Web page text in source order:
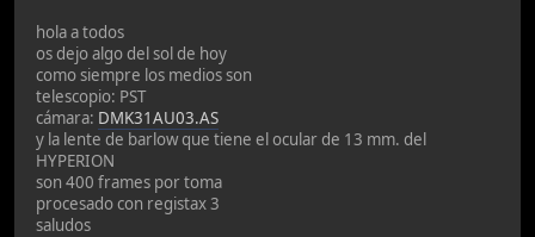
hola a todos
os dejo algo del sol de hoy
como siempre los medios son
telescopio: PST
cámara: DMK31AU03.AS
y la lente de barlow que tiene el ocular de 13 mm. del
HYPERION
son 400 frames por toma
procesado con registax 3
saludos